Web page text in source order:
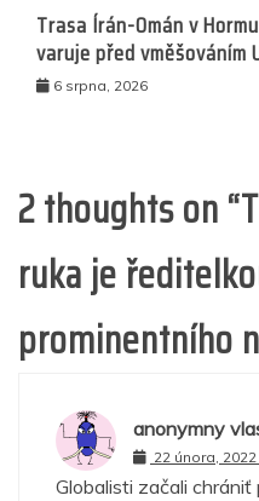
Trasa Írán-Omán v
varuje před vměšováním
6 srpna, 2026
2 thoughts on “
ruka je
prominentního
anonymny
22 února,
Globalisti začali